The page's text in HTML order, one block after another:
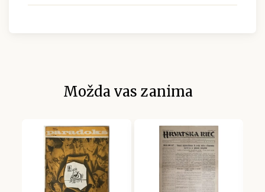
Možda vas zanima